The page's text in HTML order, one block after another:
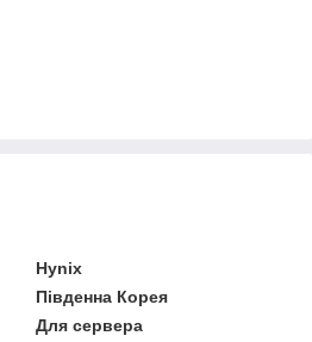
Hynix
Південна Корея
Для сервера